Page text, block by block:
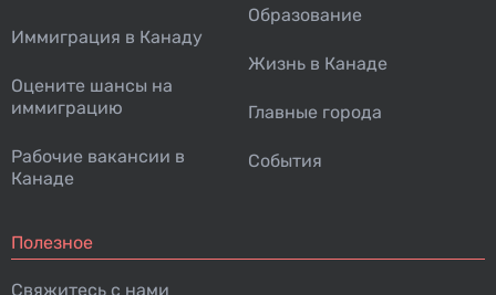
Иммиграция в Канаду
Оцените шансы на
иммиграцию
Рабочие вакансии в
Канаде
Образование
Жизнь в Канаде
Главные города
События
Полезное
Свяжитесь с нами